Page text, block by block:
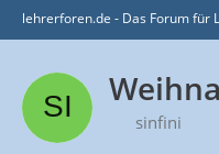
lehrerforen.de - Das Forum für
sinfini